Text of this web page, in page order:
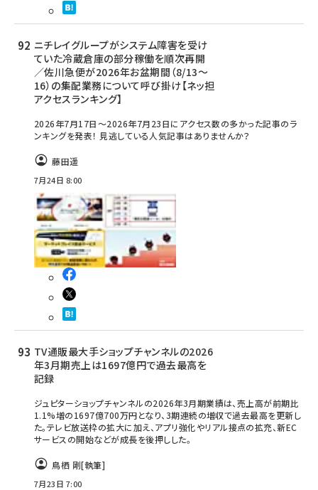
ニチレイグループがシステム障害を受け
ていた冷蔵倉庫の部分稼働を順次再開
／佐川急便が2026年お盆期間（8/13～
16）の集配業務について呼び掛け【ネッ担
アクセスランキング】
2026年7月17日～2026年7月23日にアクセス数の多かった記事のラ
ンキングを発表！ 見逃している人気記事はありませんか？
藤田遥
7月24日 8:00
TV通販最大手ショップチャンネルの2026
年3月期売上は1697億円で過去最高を
記録
ジュピターショップチャンネルの2026年3月期業績は、売上高が前期比
1.1%増の1697億700万円となり、3期連続の増収で過去最高を更新し
た。テレビ放送枠の拡大に加え、アプリ強化やリアル接点の拡充、新EC
サービスの開始などが成長を後押しした。
鳥栖 剛[執筆]
7月23日 7:00